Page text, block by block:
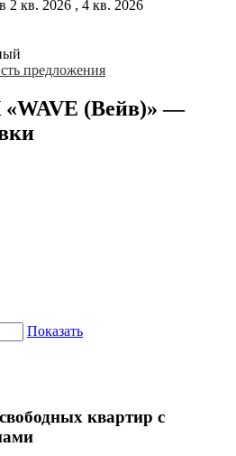
2 кв. 2026 , 4 кв. 2026
предложения
(Вейв)» —
Показать
квартир с